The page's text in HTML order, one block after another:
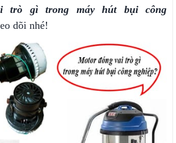
trò gì trong máy hút bụi công
dõi nhé!